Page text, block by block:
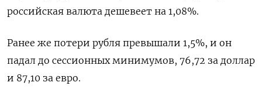
российская валюта дешевеет на 1,08%.
Ранее же потери рубля превышали 1,5%, и он
падал до сессионных минимумов, 76,72 за доллар
и 87,10 за евро.